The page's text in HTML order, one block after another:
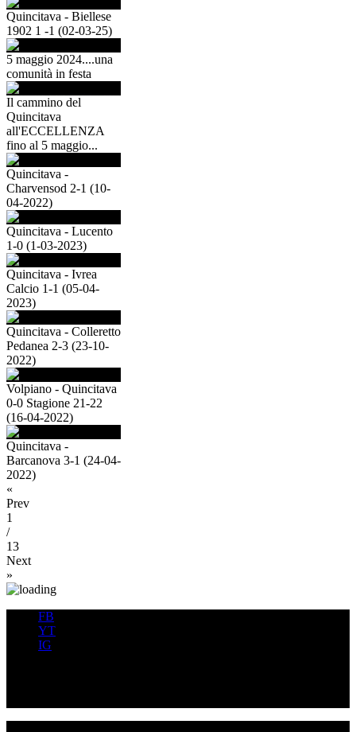
Quincitava - Biellese
1902 1 -1 (02-03-25)
5 maggio 2024....una
comunità in festa
Il cammino del
Quincitava
all'ECCELLENZA
fino al 5 maggio...
Quincitava -
Charvensod 2-1 (10-
04-2022)
Quincitava - Lucento
1-0 (1-03-2023)
Quincitava - Ivrea
Calcio 1-1 (05-04-
2023)
Quincitava - Colleretto
Pedanea 2-3 (23-10-
2022)
Volpiano - Quincitava
0-0 Stagione 21-22
(16-04-2022)
Quincitava -
Barcanova 3-1 (24-04-
2022)
«
Prev
1
/
13
Next
»
FB
YT
IG